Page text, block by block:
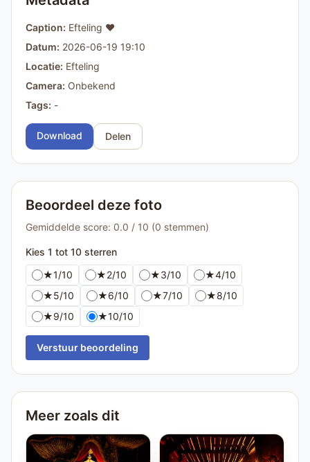
Caption: Efteling ❤️
Datum: 2026-06-19 19:10
Locatie: Efteling
Camera: Onbekend
Tags: -
Download Delen
Beoordeel deze foto
Gemiddelde score: 0.0 / 10 (0 stemmen)
Kies 1 tot 10 sterren
★1/10 ★2/10 ★3/10 ★4/10
★5/10 ★6/10 ★7/10 ★8/10
★9/10 ★10/10
Verstuur beoordeling
Meer zoals dit